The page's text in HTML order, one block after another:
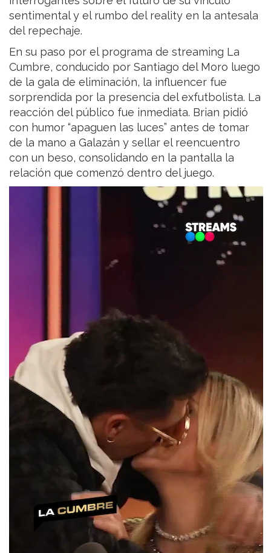
sentimental y el rumbo del reality en la antesala
del repechaje.
En su paso por el programa de streaming La
Cumbre, conducido por Santiago del Moro luego
de la gala de eliminación, la influencer fue
sorprendida por la presencia del exfutbolista. La
reacción del público fue inmediata. Brian pidió
con humor “apaguen las luces” antes de tomar
de la mano a Galazán y sellar el reencuentro
con un beso, consolidando en la pantalla la
relación que comenzó dentro del juego.